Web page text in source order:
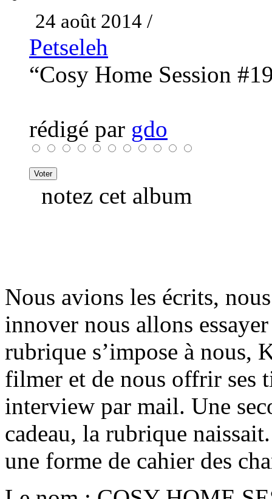
24 août 2014 /
Petseleh
“Cosy Home Session
rédigé par gdo
notez cet album
Nous avions les écrits,
innover nous allons
rubrique s’impose à nous,
filmer et de nous offrir ses
interview par mail. Une
cadeau, la rubrique
une forme de cahier des